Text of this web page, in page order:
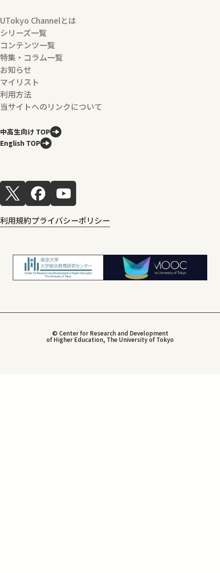
UTokyo Channelとは
シリーズ一覧
コンテンツ一覧
特集・コラム一覧
お知らせ
マイリスト
利用方法
当サイトへのリンクについて
中高生向け TOP
English TOP
利用規約プライバシーポリシー
© Center for Research and Development
of Higher Education, The University of Tokyo